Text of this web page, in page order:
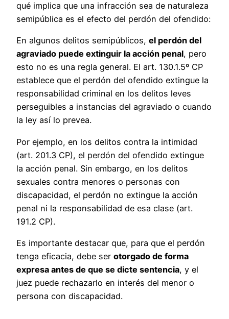
qué implica que una infracción sea de naturaleza
semipública es el efecto del perdón del ofendido:
En algunos delitos semipúblicos, el perdón del
agraviado puede extinguir la acción penal, pero
esto no es una regla general. El art. 130.1.5º CP
establece que el perdón del ofendido extingue la
responsabilidad criminal en los delitos leves
perseguibles a instancias del agraviado o cuando
la ley así lo prevea.
Por ejemplo, en los delitos contra la intimidad
(art. 201.3 CP), el perdón del ofendido extingue
la acción penal. Sin embargo, en los delitos
sexuales contra menores o personas con
discapacidad, el perdón no extingue la acción
penal ni la responsabilidad de esa clase (art.
191.2 CP).
Es importante destacar que, para que el perdón
tenga eficacia, debe ser otorgado de forma
expresa antes de que se dicte sentencia, y el
juez puede rechazarlo en interés del menor o
persona con discapacidad.